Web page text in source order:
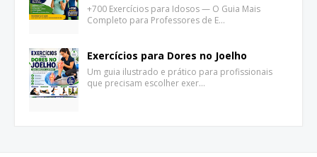
+700 Exercícios para Idosos — O Guia Mais
Completo para Professores de E…
Exercícios para Dores no Joelho
Um guia ilustrado e prático para profissionais
que precisam escolher exer…